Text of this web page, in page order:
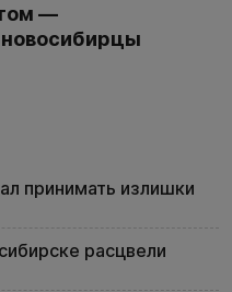
—
принимать излишки
расцвели